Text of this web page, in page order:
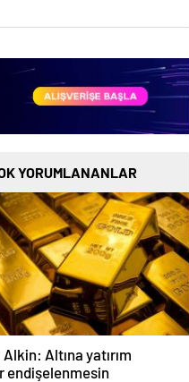
YORUMLANANLAR
Altına yatırım
endişelenmesin